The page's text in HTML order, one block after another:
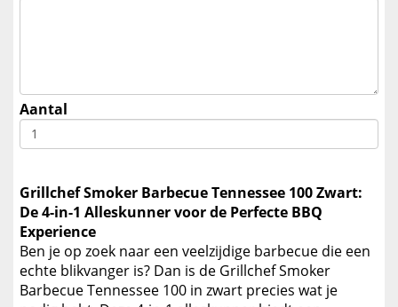
Aantal
Grillchef Smoker Barbecue Tennessee 100 Zwart:
De 4-in-1 Alleskunner voor de Perfecte BBQ
Experience
Ben je op zoek naar een veelzijdige barbecue die een
echte blikvanger is? Dan is de Grillchef Smoker
Barbecue Tennessee 100 in zwart precies wat je